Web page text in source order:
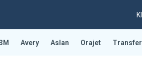
Avery Aslan Orajet